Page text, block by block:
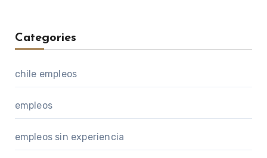
Categories
chile empleos
empleos
empleos sin experiencia